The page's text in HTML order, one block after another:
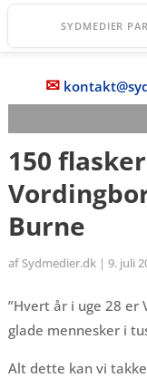
SYDMEDIER
✉
150
Burne
af Sydmedier.dk| 9. juli
”Hvert år i uge 28 er
glade mennesker i
Alt dette kan vi